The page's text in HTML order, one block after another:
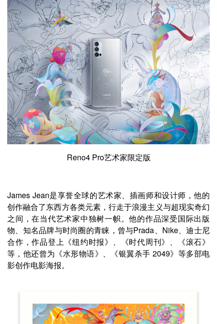
Reno4 Pro艺术家限定版
James Jean是享誉全球的艺术家、插画师和设计师，他的
创作融合了东西方各类元素，行走于浪漫主义与超现实奇幻
之间，在当代艺术家中独树一帜。他的作品深受国际出版
物、知名品牌与时尚圈的青睐，曾与Prada、Nike、迪士尼
合作，作品登上《纽约时报》、《时代周刊》、《滚石》
等，他还曾为《水形物语》、《银翼杀手 2049》等多部电
影创作电影海报。